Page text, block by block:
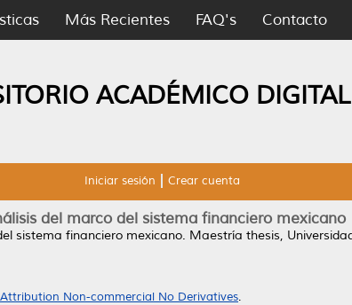
Más Recientes FAQ's Contacto
ACADÉMICO DIGITAL
Iniciar sesión Crear cuenta
del marco del sistema financiero mexicano
sistema financiero mexicano. Maestría thesis,
Non-commercial No Derivatives.